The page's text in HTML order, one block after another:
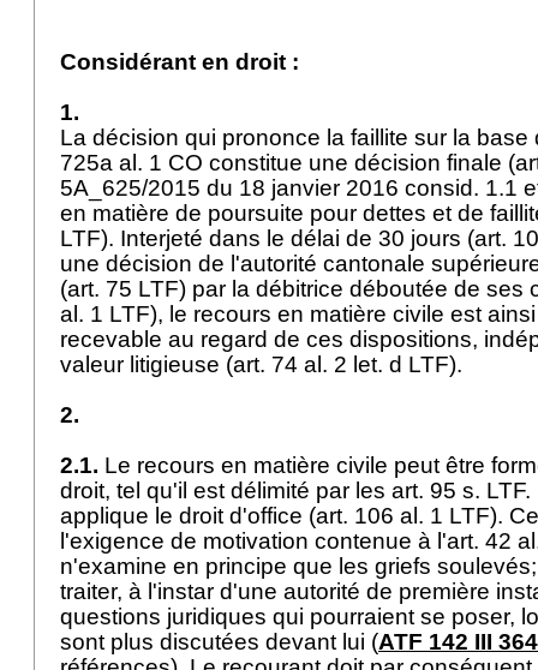
Considérant en droit :
1.
La décision qui prononce la faillite sur la
725a al. 1 CO constitue une décision finale (
5A_625/2015 du 18 janvier 2016 consid. 1.1
en matière de poursuite pour dettes et de
LTF). Interjeté dans le délai de 30 jours (art.
une décision de l'autorité cantonale
(art. 75 LTF) par la débitrice déboutée de ses
al. 1 LTF), le recours en matière civile est
recevable au regard de ces dispositions,
valeur litigieuse (art. 74 al. 2 let. d LTF).
2.
2.1. Le recours en matière civile peut être
droit, tel qu'il est délimité par les art. 95 s.
applique le droit d'office (art. 106 al. 1 LTF).
l'exigence de motivation contenue à l'art. 42
n'examine en principe que les griefs
traiter, à l'instar d'une autorité de première
questions juridiques qui pourraient se poser,
sont plus discutées devant lui (ATF 142 III 364